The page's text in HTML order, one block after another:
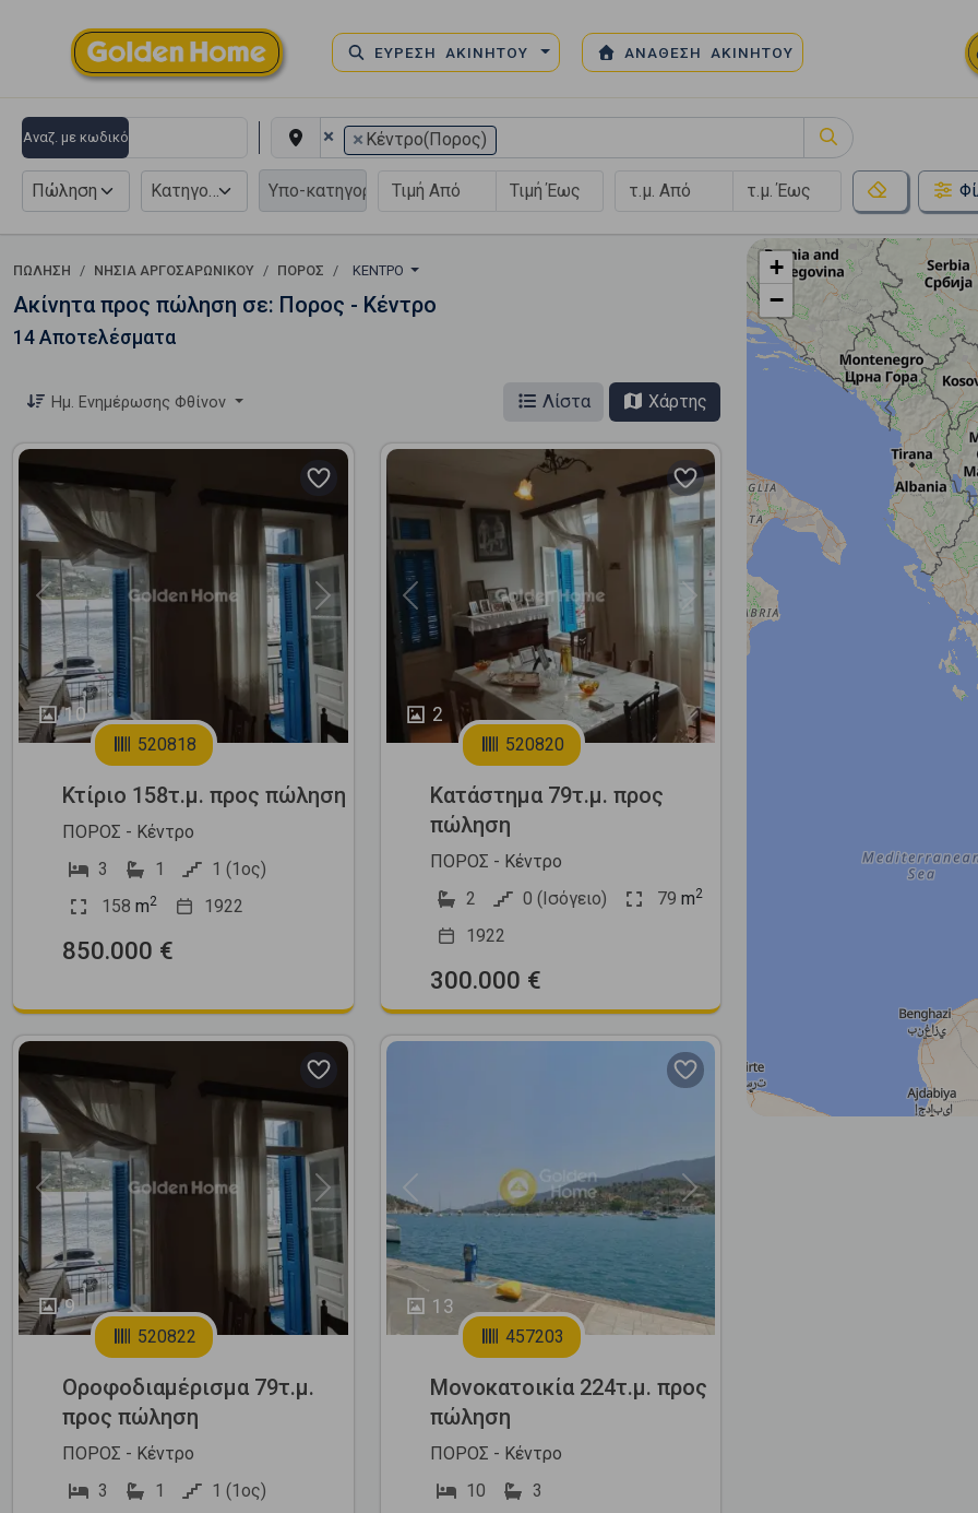
ΕΥΡΕΣΗ ΑΚΙΝΗΤΟΥ ΑΝΑΘΕΣΗ ΑΚΙΝΗΤΟΥ
Αναζ. με κωδικό × × Κέντρο(Πορος)
Πώληση
ΠΏΛΗΣΗ ΝΗΣΙΑ ΑΡΓΟΣΑΡΩΝΙΚΟΥ ΠΟΡΟΣ ΚΈΝΤΡΟ
Ακίνητα προς πώληση σε: Πορος - Κέντρο
14 Αποτελέσματα
Ημ. Ενημέρωσης Φθίνον Λίστα Χάρτης
10
Previous Next
520818
Κτίριο 158τ.μ. προς πώληση
ΠΟΡΟΣ - Κέντρο
3
1
1 (1ος)
158 m2 1922
850.000 €
2
Previous Next
520820
Κατάστημα 79τ.μ. προς
πώληση
ΠΟΡΟΣ - Κέντρο
2
0 (Ισόγειο) 79 m2
1922
300.000 €
9
Previous Next
520822
Οροφοδιαμέρισμα 79τ.μ.
προς πώληση
ΠΟΡΟΣ - Κέντρο
3
1
1 (1ος)
13
Previous Next
457203
Μονοκατοικία 224τ.μ. προς
πώληση
ΠΟΡΟΣ - Κέντρο
10
3
+
−